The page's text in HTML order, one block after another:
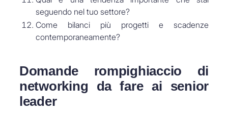
seguendo nel tuo settore?
Come bilanci più progetti e scadenze
contemporaneamente?
Domande rompighiaccio di
networking da fare ai senior
leader